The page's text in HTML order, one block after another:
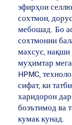
эфирҳои
сохтмон,
мебошад. Бо
сохтмонии
махсус,
муҳимтар
HPMC,
сифат, ки
харидорон
боэътимод ва
кумак кунад.